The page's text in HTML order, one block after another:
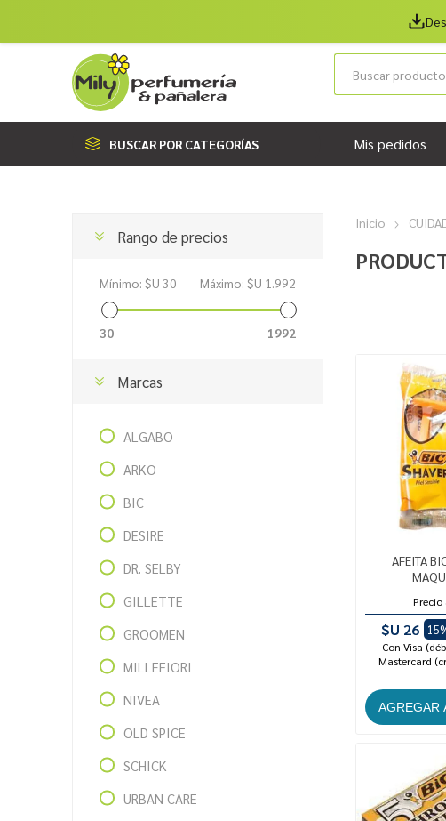
BUSCAR POR CATEGORÍAS Mis pedidos
Inicio
AFEITA
Precio
$U 26
Con Visa
Mastercard
Rango de precios
Mínimo: $U 30 Máximo: $U 1.992
30 1992
Marcas
ALGABO
ARKO
BIC
DESIRE
DR. SELBY
GILLETTE
GROOMEN
MILLEFIORI
NIVEA
OLD SPICE
SCHICK
URBAN CARE